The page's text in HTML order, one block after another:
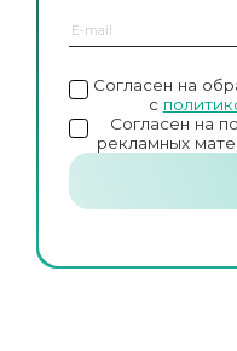
Согласен на
с
Согласен на
рекламных